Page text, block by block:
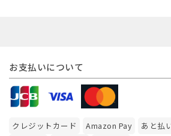
お支払いについて
クレジットカード Amazon Pay
あと払